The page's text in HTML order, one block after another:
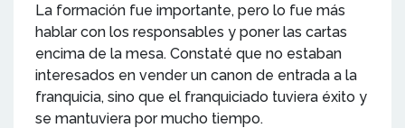
La formación fue importante, pero lo fue más
hablar con los responsables y poner las cartas
encima de la mesa. Constaté que no estaban
interesados en vender un canon de entrada a la
franquicia, sino que el franquiciado tuviera éxito y
se mantuviera por mucho tiempo.